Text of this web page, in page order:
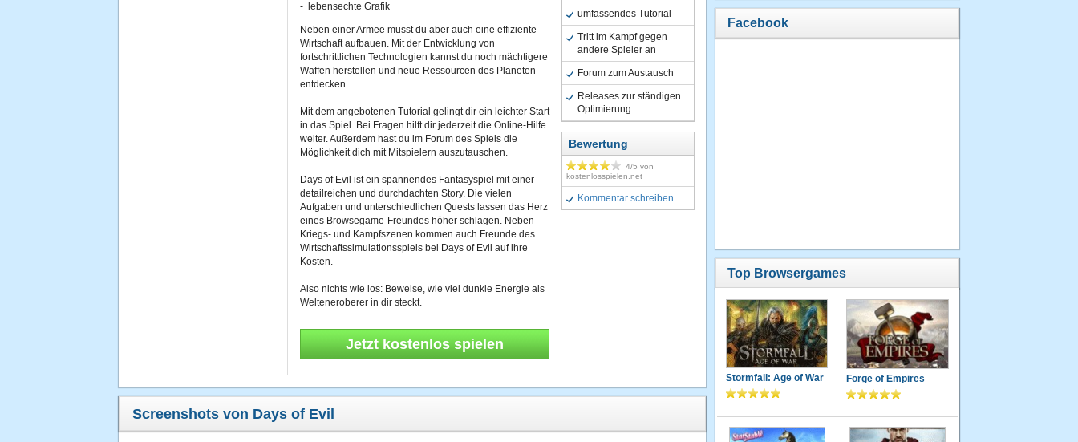
- lebensechte Grafik
Neben einer Armee musst du aber auch eine effiziente
Wirtschaft aufbauen. Mit der Entwicklung von
fortschrittlichen Technologien kannst du noch mächtigere
Waffen herstellen und neue Ressourcen des Planeten
entdecken.
Mit dem angebotenen Tutorial gelingt dir ein leichter Start
in das Spiel. Bei Fragen hilft dir jederzeit die Online-Hilfe
weiter. Außerdem hast du im Forum des Spiels die
Möglichkeit dich mit Mitspielern auszutauschen.
Days of Evil ist ein spannendes Fantasyspiel mit einer
detailreichen und durchdachten Story. Die vielen
Aufgaben und unterschiedlichen Quests lassen das Herz
eines Browsegame-Freundes höher schlagen. Neben
Kriegs- und Kampfszenen kommen auch Freunde des
Wirtschaftssimulationsspiels bei Days of Evil auf ihre
Kosten.
Also nichts wie los: Beweise, wie viel dunkle Energie als
Welteneroberer in dir steckt.
Jetzt kostenlos spielen
umfassendes Tutorial
Tritt im Kampf gegen
andere Spieler an
Forum zum Austausch
Releases zur ständigen
Optimierung
Bewertung
4/5 von
kostenlosspielen.net
Kommentar schreiben
Screenshots von Days of Evil
Facebook
Top Browsergames
Stormfall: Age of War Forge of Empires